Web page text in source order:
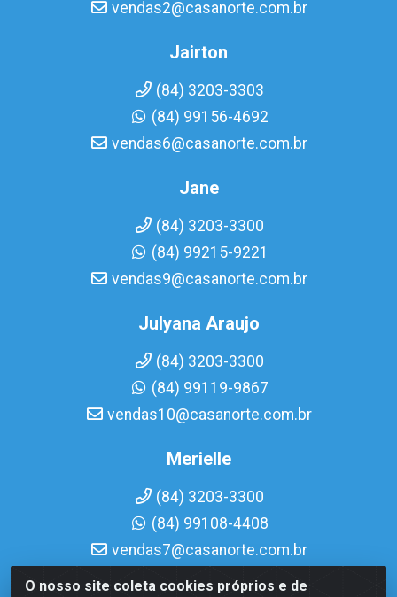
O nosso site coleta cookies próprios e de
vendas2@casanorte.com.br
Jairton
(84) 3203-3303
(84) 99156-4692
vendas6@casanorte.com.br
Jane
(84) 3203-3300
(84) 99215-9221
vendas9@casanorte.com.br
Julyana Araujo
(84) 3203-3300
(84) 99119-9867
vendas10@casanorte.com.br
Merielle
(84) 3203-3300
(84) 99108-4408
vendas7@casanorte.com.br